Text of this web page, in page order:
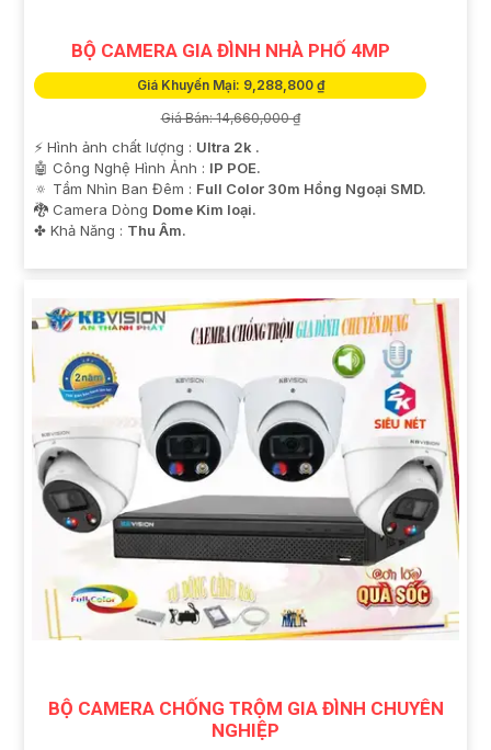
BỘ CAMERA GIA ĐÌNH NHÀ PHỐ 4MP
Giá Khuyến Mại: 9,288,800 ₫
Giá Bán: 14,660,000 ₫
️⚡ Hình ảnh chất lượng : Ultra 2k .
🤖️ Công Nghệ Hình Ảnh : IP POE.
🔅 Tầm Nhìn Ban Đêm : Full Color 30m Hồng Ngoại SMD.
🐉️ Camera Dòng Dome Kim loại.
️✤ Khả Năng : Thu Âm.
BỘ CAMERA CHỐNG TRỘM GIA ĐÌNH CHUYÊN
NGHIỆP